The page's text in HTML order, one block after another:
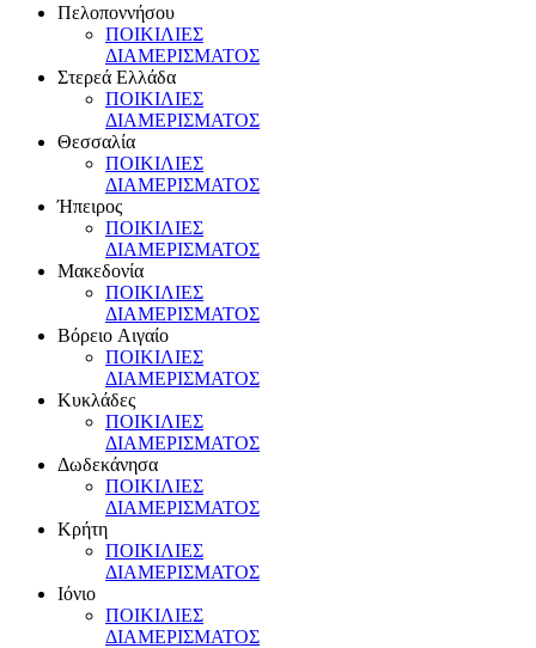
Πελοποννήσου
ΠOIKIΛIEΣ
ΔIAMEPIΣMATOΣ
Στερεά Eλλάδα
ΠOIKIΛIEΣ
ΔIAMEPIΣMATOΣ
Θεσσαλία
ΠOIKIΛIEΣ
ΔIAMEPIΣMATOΣ
Ήπειρος
ΠOIKIΛIEΣ
ΔIAMEPIΣMATOΣ
Mακεδονία
ΠOIKIΛIEΣ
ΔIAMEPIΣMATOΣ
Bόρειο Aιγαίο
ΠOIKIΛIEΣ
ΔIAMEPIΣMATOΣ
Kυκλάδες
ΠOIKIΛIEΣ
ΔIAMEPIΣMATOΣ
Δωδεκάνησα
ΠOIKIΛIEΣ
ΔIAMEPIΣMATOΣ
Kρήτη
ΠOIKIΛIEΣ
ΔIAMEPIΣMATOΣ
Iόνιο
ΠOIKIΛIEΣ
ΔIAMEPIΣMATOΣ